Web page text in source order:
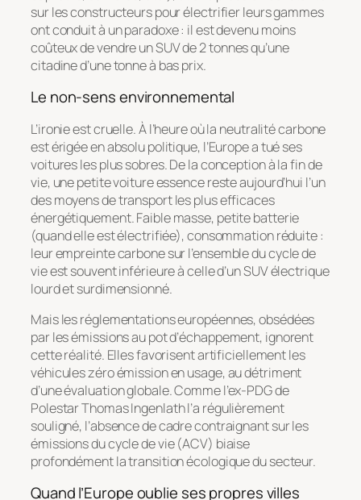
sur les constructeurs pour électrifier leurs gammes
ont conduit à un paradoxe : il est devenu moins
coûteux de vendre un SUV de 2 tonnes qu’une
citadine d’une tonne à bas prix.
Le non-sens environnemental
L’ironie est cruelle. À l’heure où la neutralité carbone
est érigée en absolu politique, l’Europe a tué ses
voitures les plus sobres. De la conception à la fin de
vie, une petite voiture essence reste aujourd’hui l’un
des moyens de transport les plus efficaces
énergétiquement. Faible masse, petite batterie
(quand elle est électrifiée), consommation réduite :
leur empreinte carbone sur l’ensemble du cycle de
vie est souvent inférieure à celle d’un SUV électrique
lourd et surdimensionné.
Mais les réglementations européennes, obsédées
par les émissions au pot d’échappement, ignorent
cette réalité. Elles favorisent artificiellement les
véhicules zéro émission en usage, au détriment
d’une évaluation globale. Comme l’ex-PDG de
Polestar Thomas Ingenlath l’a régulièrement
souligné, l’absence de cadre contraignant sur les
émissions du cycle de vie (ACV) biaise
profondément la transition écologique du secteur.
Quand l’Europe oublie ses propres villes